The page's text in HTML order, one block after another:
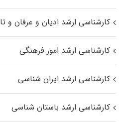
کارشناسی ارشد ادیان و عرفان و
کارشناسی ارشد امور فرهنگی
کارشناسی ارشد ایران شناسی
کارشناسی ارشد باستان شناسی